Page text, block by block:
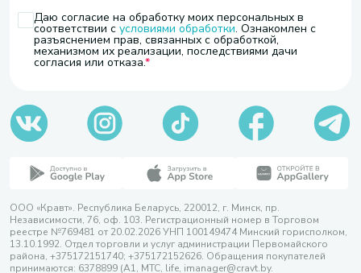
Даю согласие на обработку моих персональных в
соответствии с условиями обработки. Ознакомлен с
разъяснением прав, связанных с обработкой,
механизмом их реализации, последствиями дачи
согласия или отказа.
ООО «Кравт». Республика Беларусь, 220012, г. Минск, пр.
Независимости, 76, оф. 103. Регистрационный номер в Торговом
реестре №769481 от 20.02.2026 УНП 100149474 Минский горисполком,
13.10.1992. Отдел торговли и услуг администрации Первомайского
района, +375172151740; +375172152626. Обращения покупателей
принимаются: 6378899 (А1, МТС, life, imanager@cravt.by.